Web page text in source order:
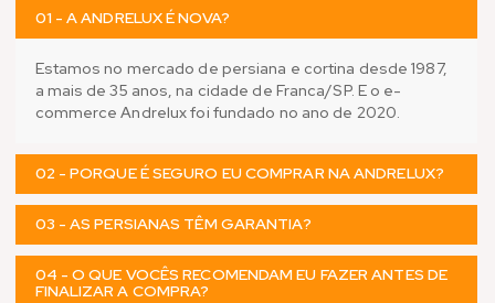
01 - A ANDRELUX É NOVA?
Estamos no mercado de persiana e cortina desde 1987,
a mais de 35 anos, na cidade de Franca/SP. E o e-
commerce Andrelux foi fundado no ano de 2020.
02 - PORQUE É SEGURO EU COMPRAR NA ANDRELUX?
03 - AS PERSIANAS TÊM GARANTIA?
04 - O QUE VOCÊS RECOMENDAM EU FAZER ANTES DE
FINALIZAR A COMPRA?